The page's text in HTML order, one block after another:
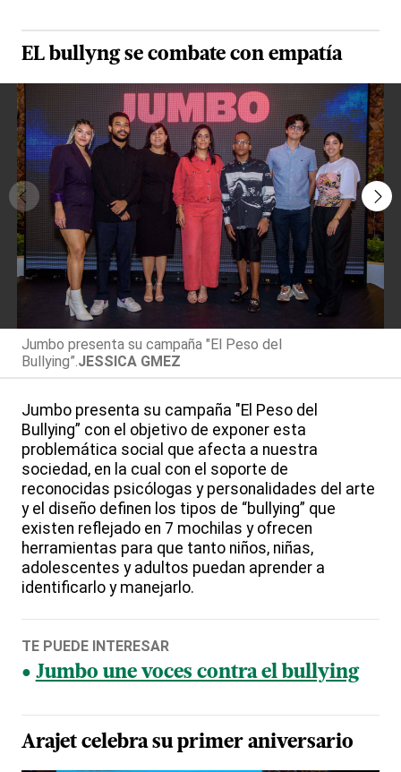
EL bullyng se combate con empatía
Jumbo presenta su campaña "El Peso del
Bullying”. JESSICA GMEZ
Jumbo presenta su campaña "El Peso del
Bullying” con el objetivo de exponer esta
problemática social que afecta a nuestra
sociedad, en la cual con el soporte de
reconocidas psicólogas y personalidades del arte
y el diseño definen los tipos de “bullying” que
existen reflejado en 7 mochilas y ofrecen
herramientas para que tanto niños, niñas,
adolescentes y adultos puedan aprender a
identificarlo y manejarlo.
TE PUEDE INTERESAR
Jumbo une voces contra el bullying
Arajet celebra su primer aniversario